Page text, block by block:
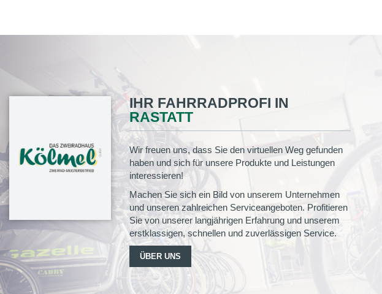
IHR FAHRRADPROFI IN
RASTATT
Wir freuen uns, dass Sie den virtuellen Weg gefunden
haben und sich für unsere Produkte und Leistungen
interessieren!
Machen Sie sich ein Bild von unserem Unternehmen
und unseren zahlreichen Serviceangeboten. Profitieren
Sie von unserer langjährigen Erfahrung und unserem
erstklassigen, schnellen und zuverlässigen Service.
ÜBER UNS